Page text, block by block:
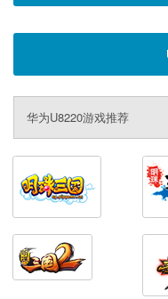
华为U8220游戏推荐